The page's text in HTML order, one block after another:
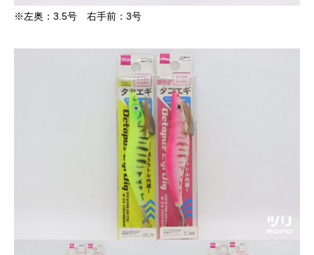
※左奥：3.5号 右手前：3号